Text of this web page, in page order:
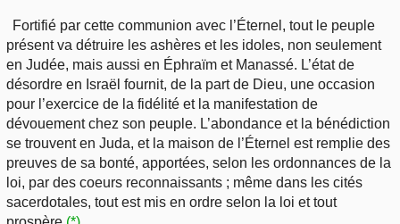
Fortifié par cette communion avec l’Éternel, tout le peuple
présent va détruire les ashères et les idoles, non seulement
en Judée, mais aussi en Éphraïm et Manassé. L’état de
désordre en Israël fournit, de la part de Dieu, une occasion
pour l’exercice de la fidélité et la manifestation de
dévouement chez son peuple. L’abondance et la bénédiction
se trouvent en Juda, et la maison de l’Éternel est remplie des
preuves de sa bonté, apportées, selon les ordonnances de la
loi, par des coeurs reconnaissants ; même dans les cités
sacerdotales, tout est mis en ordre selon la loi et tout